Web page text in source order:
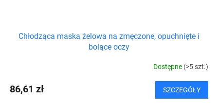
Chłodząca maska żelowa na zmęczone, opuchnięte i
bolące oczy
Dostępne (>5 szt.)
86,61 zł SZCZEGÓŁY